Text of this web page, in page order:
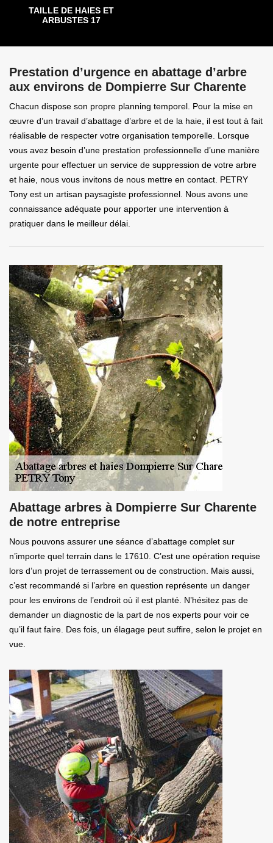
TAILLE DE HAIES ET
ARBUSTES 17
Prestation d’urgence en abattage d’arbre
aux environs de Dompierre Sur Charente
Chacun dispose son propre planning temporel. Pour la mise en
œuvre d’un travail d’abattage d’arbre et de la haie, il est tout à fait
réalisable de respecter votre organisation temporelle. Lorsque
vous avez besoin d’une prestation professionnelle d’une manière
urgente pour effectuer un service de suppression de votre arbre
et haie, nous vous invitons de nous mettre en contact. PETRY
Tony est un artisan paysagiste professionnel. Nous avons une
connaissance adéquate pour apporter une intervention à
pratiquer dans le meilleur délai.
Abattage arbres à Dompierre Sur Charente
de notre entreprise
Nous pouvons assurer une séance d’abattage complet sur
n’importe quel terrain dans le 17610. C’est une opération requise
lors d’un projet de terrassement ou de construction. Mais aussi,
c’est recommandé si l’arbre en question représente un danger
pour les environs de l’endroit où il est planté. N’hésitez pas de
demander un diagnostic de la part de nos experts pour voir ce
qu’il faut faire. Des fois, un élagage peut suffire, selon le projet en
vue.